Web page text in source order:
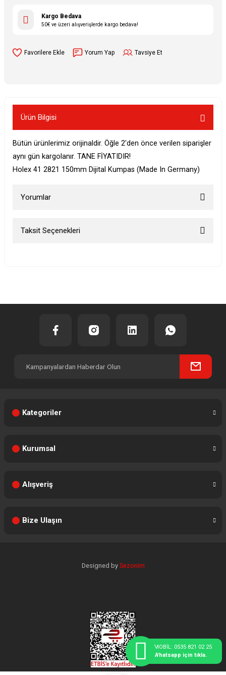
Kargo Bedava
50€ ve üzeri alışverişlerde kargo bedava!
Yorum Yap Tavsiye Et
Ürün Bilgisi
Bütün ürünlerimiz orijinaldir. Öğle 2'den önce verilen siparişler
aynı gün kargolanır. TANE FİYATIDIR!
Holex 41 2821 150mm Dijital Kumpas (Made In Germany)
Yorumlar
Taksit Seçenekleri
Kategoriler
Kurumsal
Alışveriş
Bize Ulaşın
Designed by Sezonim
MOBİL: 0535 821 02 25
Whatsapp için tıkla.